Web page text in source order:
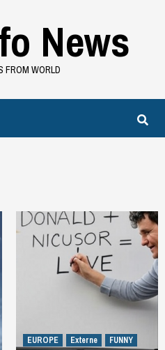
News
FROM WORLD
EUROPE Externe
FUNNY